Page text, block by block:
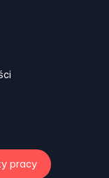
pracy